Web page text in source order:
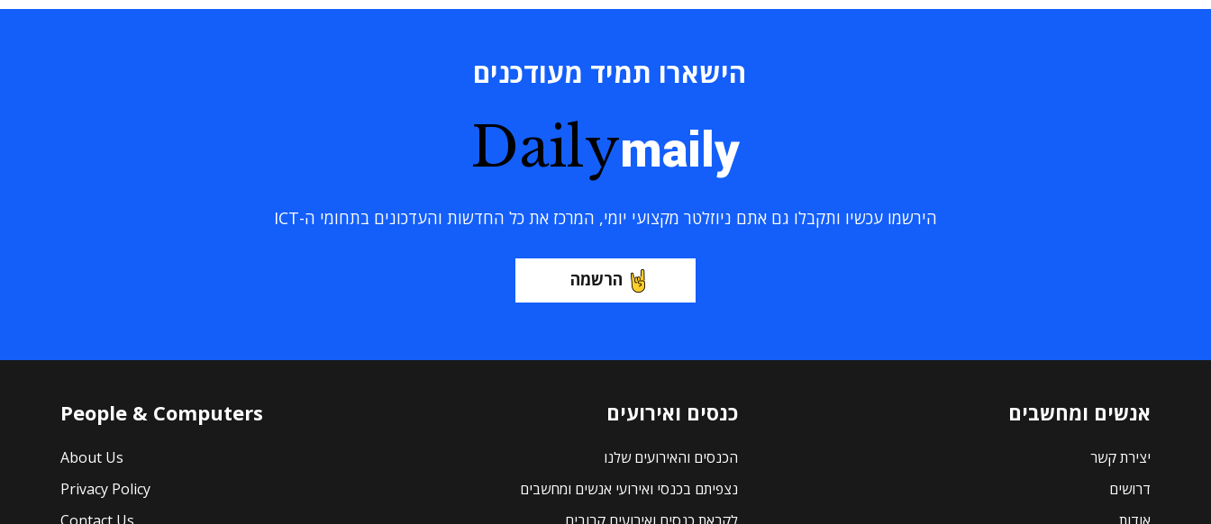
הישארו תמיד מעודכנים
Dailymaily
הירשמו עכשיו ותקבלו גם אתם ניוזלטר מקצועי יומי, המרכז את כל החדשות והעדכונים בתחומי ה-ICT
הרשמה
אנשים ומחשבים
יצירת קשר
דרושים
כנסים ואירועים
הכנסים והאירועים שלנו
נצפיתם בכנסי ואירועי אנשים ומחשבים
People & Computers
About Us
Privacy Policy